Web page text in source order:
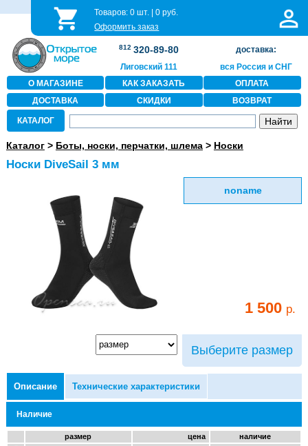
Товаров:0 шт. |0 руб.
Оформить заказ
812 320-89-80
Лиговский 111
доставка:
вся Россия и СНГ
О МАГАЗИНЕ
КАК ЗАКАЗАТЬ
ОПЛАТА
ДОСТАВКА
СКИДКИ ВОЗВРАТ
КАТАЛОГ
Каталог> Боты, носки, перчатки, шлема> Носки
Носки DiveSail 3 мм
noname
1 500 р.
Выберите размер
Описание Технические характеристики
Наличие
размер цена
наличие